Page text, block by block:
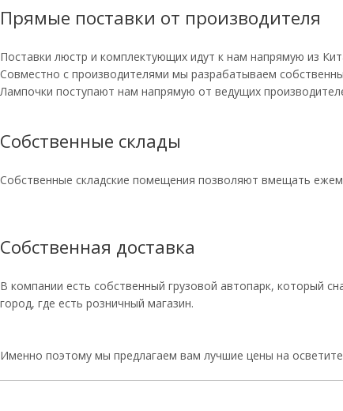
Прямые поставки от производителя
Поставки люстр и комплектующих идут к нам напрямую из
Совместно с производителями мы разрабатываем
Лампочки поступают нам напрямую от ведущих
Собственные склады
Собственные складские помещения позволяют вмещать
Собственная доставка
В компании есть собственный грузовой автопарк, который
город, где есть розничный магазин.
Именно поэтому мы предлагаем вам лучшие цены на